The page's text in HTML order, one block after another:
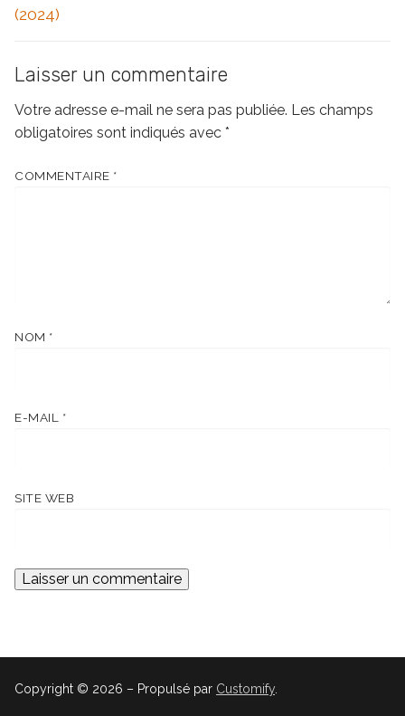
(2024)
Laisser un commentaire
Votre adresse e-mail ne sera pas publiée. Les champs
obligatoires sont indiqués avec *
COMMENTAIRE *
NOM *
E-MAIL *
SITE WEB
Copyright © 2026 – Propulsé par Customify